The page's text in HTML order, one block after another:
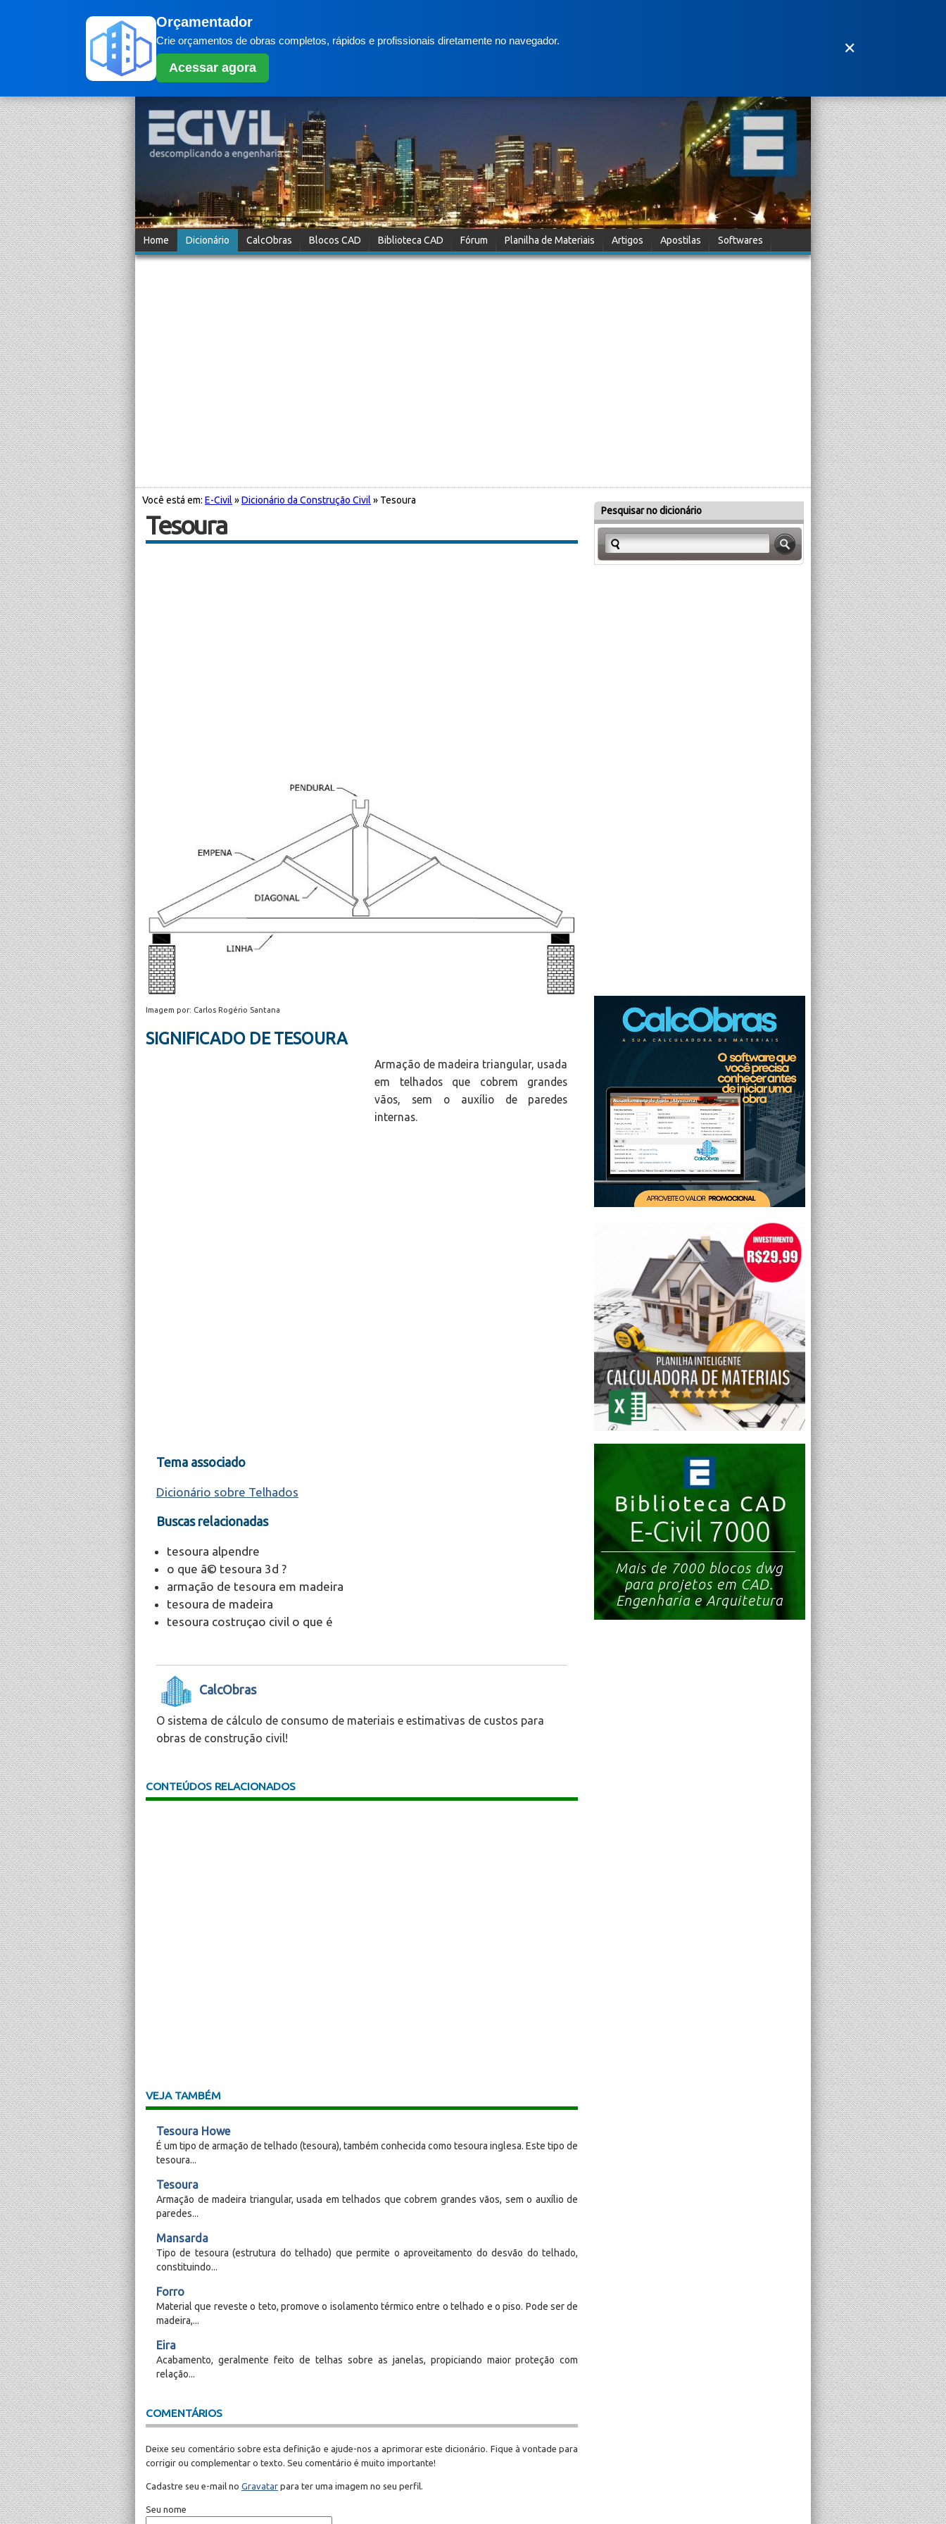
Orçamentador
Crie orçamentos de obras completos, rápidos e profissionais diretamente no navegador.
Acessar agora
✕
Home Dicionário CalcObras Blocos CAD Biblioteca CAD Fórum Planilha de Materiais Artigos Apostilas Softwares
Você está em: E-Civil »Dicionário da Construção Civil » Tesoura
Tesoura
Imagem por: Carlos Rogério Santana
SIGNIFICADO DE TESOURA
Armação de madeira triangular, usada
em telhados que cobrem grandes
vãos, sem o auxílio de paredes
internas.
Tema associado
Dicionário sobre Telhados
Buscas relacionadas
tesoura alpendre
o que ã© tesoura 3d ?
armação de tesoura em madeira
tesoura de madeira
tesoura costruçao civil o que é
CalcObras
O sistema de cálculo de consumo de materiais e estimativas de custos para
obras de construção civil!
CONTEÚDOS RELACIONADOS
VEJA TAMBÉM
Tesoura Howe
É um tipo de armação de telhado (tesoura), também conhecida como tesoura inglesa. Este tipo de
tesoura...
Tesoura
Armação de madeira triangular, usada em telhados que cobrem grandes vãos, sem o auxílio de
paredes...
Mansarda
Tipo de tesoura (estrutura do telhado) que permite o aproveitamento do desvão do telhado,
constituindo...
Forro
Material que reveste o teto, promove o isolamento térmico entre o telhado e o piso. Pode ser de
madeira,...
Eira
Acabamento, geralmente feito de telhas sobre as janelas, propiciando maior proteção com
relação...
COMENTÁRIOS
Deixe seu comentário sobre esta definição e ajude-nos a aprimorar este dicionário. Fique à vontade para
corrigir ou complementar o texto. Seu comentário é muito importante!
Cadastre seu e-mail no Gravatar para ter uma imagem no seu perfil.
Seu nome
Pesquisar no dicionário